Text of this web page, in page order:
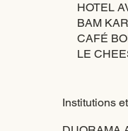
HOTEL
BAM
CAFÉ
LE
Institutions